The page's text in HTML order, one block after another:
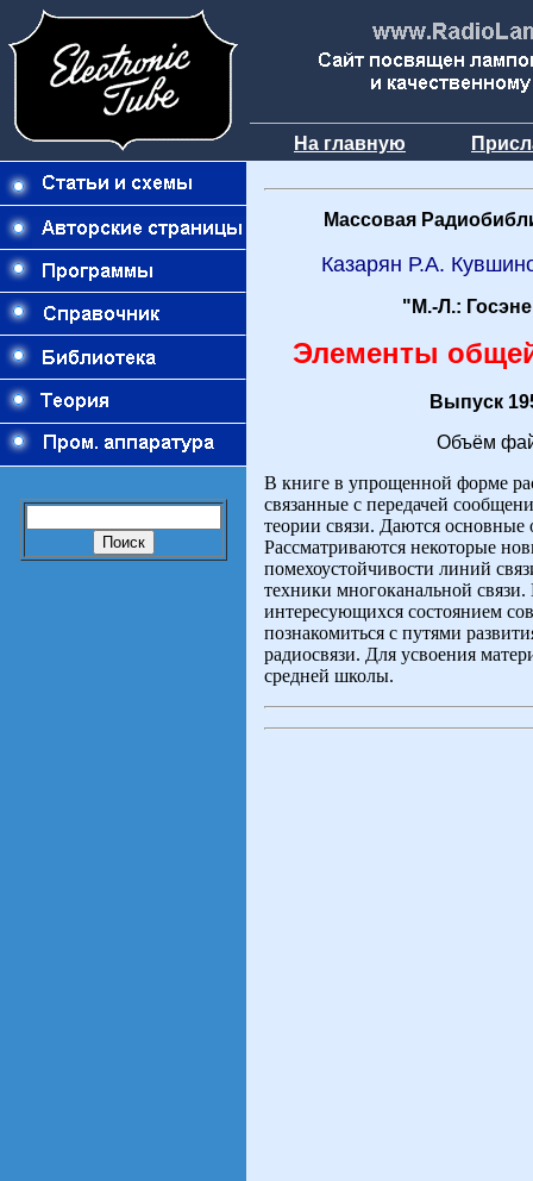
На главную
Массовая
Казарян Р.А.
"М.-Л.:
Элементы
Выпуск
Объём
В книге в упрощенной форме
связанные с передачей
теории связи. Даются основные
Рассматриваются некоторые
помехоустойчивости линий
техники многоканальной
интересующихся состоянием
познакомиться с путями
радиосвязи. Для усвоения
средней школы.